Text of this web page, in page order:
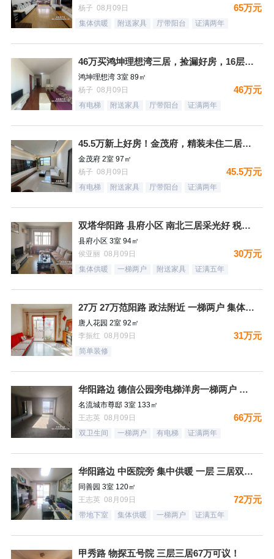
杨子 08月09日
65万元
集体供暖 附送家具 厅带阳台 证满两年
46万买鸿坤理想湾三居，捡漏好房，16层采光好，满二，看房有
鸿坤理想湾 3室 89㎡
杨子 08月09日
46万元
有电梯 附送家具 厅带阳台 证满两年
45.5万新上好房！金茂府，精装未住二居，采光好，满二，看房
金茂府 2室 97㎡
杨子 08月09日
45.5万元
有电梯 附送家具 厅带阳台 证满两年
双塔华阳路 县府小区 南北三居采光好 税费低
县府小区 3室 94㎡
侯亚丽 08月09日
30万元
集体供暖 一梯两户 附送家具 证满五年
27万 27万范阳路 政法附近 一梯两户 集体供暖 看房方便
唐人花园 2室 92㎡
李振红 08月09日
31万元
简单装修
华阳路边 德信公园旁电梯洋房一梯两户 三居双卫 66万！
名流城市尊邸 3室 133㎡
王志英 08月09日
66万元
双卫生间 一梯两户 有电梯 证满两年
华阳路边 中医院旁 集中供暖 一层 三居双卫72万
同善园 3室 120㎡
王志英 08月09日
72万元
带地下室 集体供暖 一梯两户 证满五年
甲秀路 物探五号院 三层三居67万可议！